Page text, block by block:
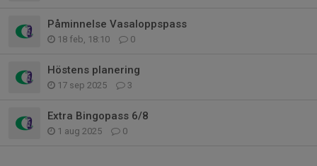
Påminnelse Vasaloppspass
18 feb, 18:10 0
Höstens planering
17 sep 2025 3
Extra Bingopass 6/8
1 aug 2025 0